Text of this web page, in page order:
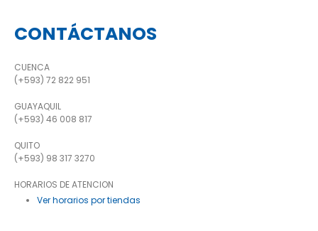
CONTÁCTANOS
CUENCA
(+593) 72 822 951
GUAYAQUIL
(+593) 46 008 817
QUITO
(+593) 98 317 3270
HORARIOS DE ATENCION
Ver horarios por tiendas